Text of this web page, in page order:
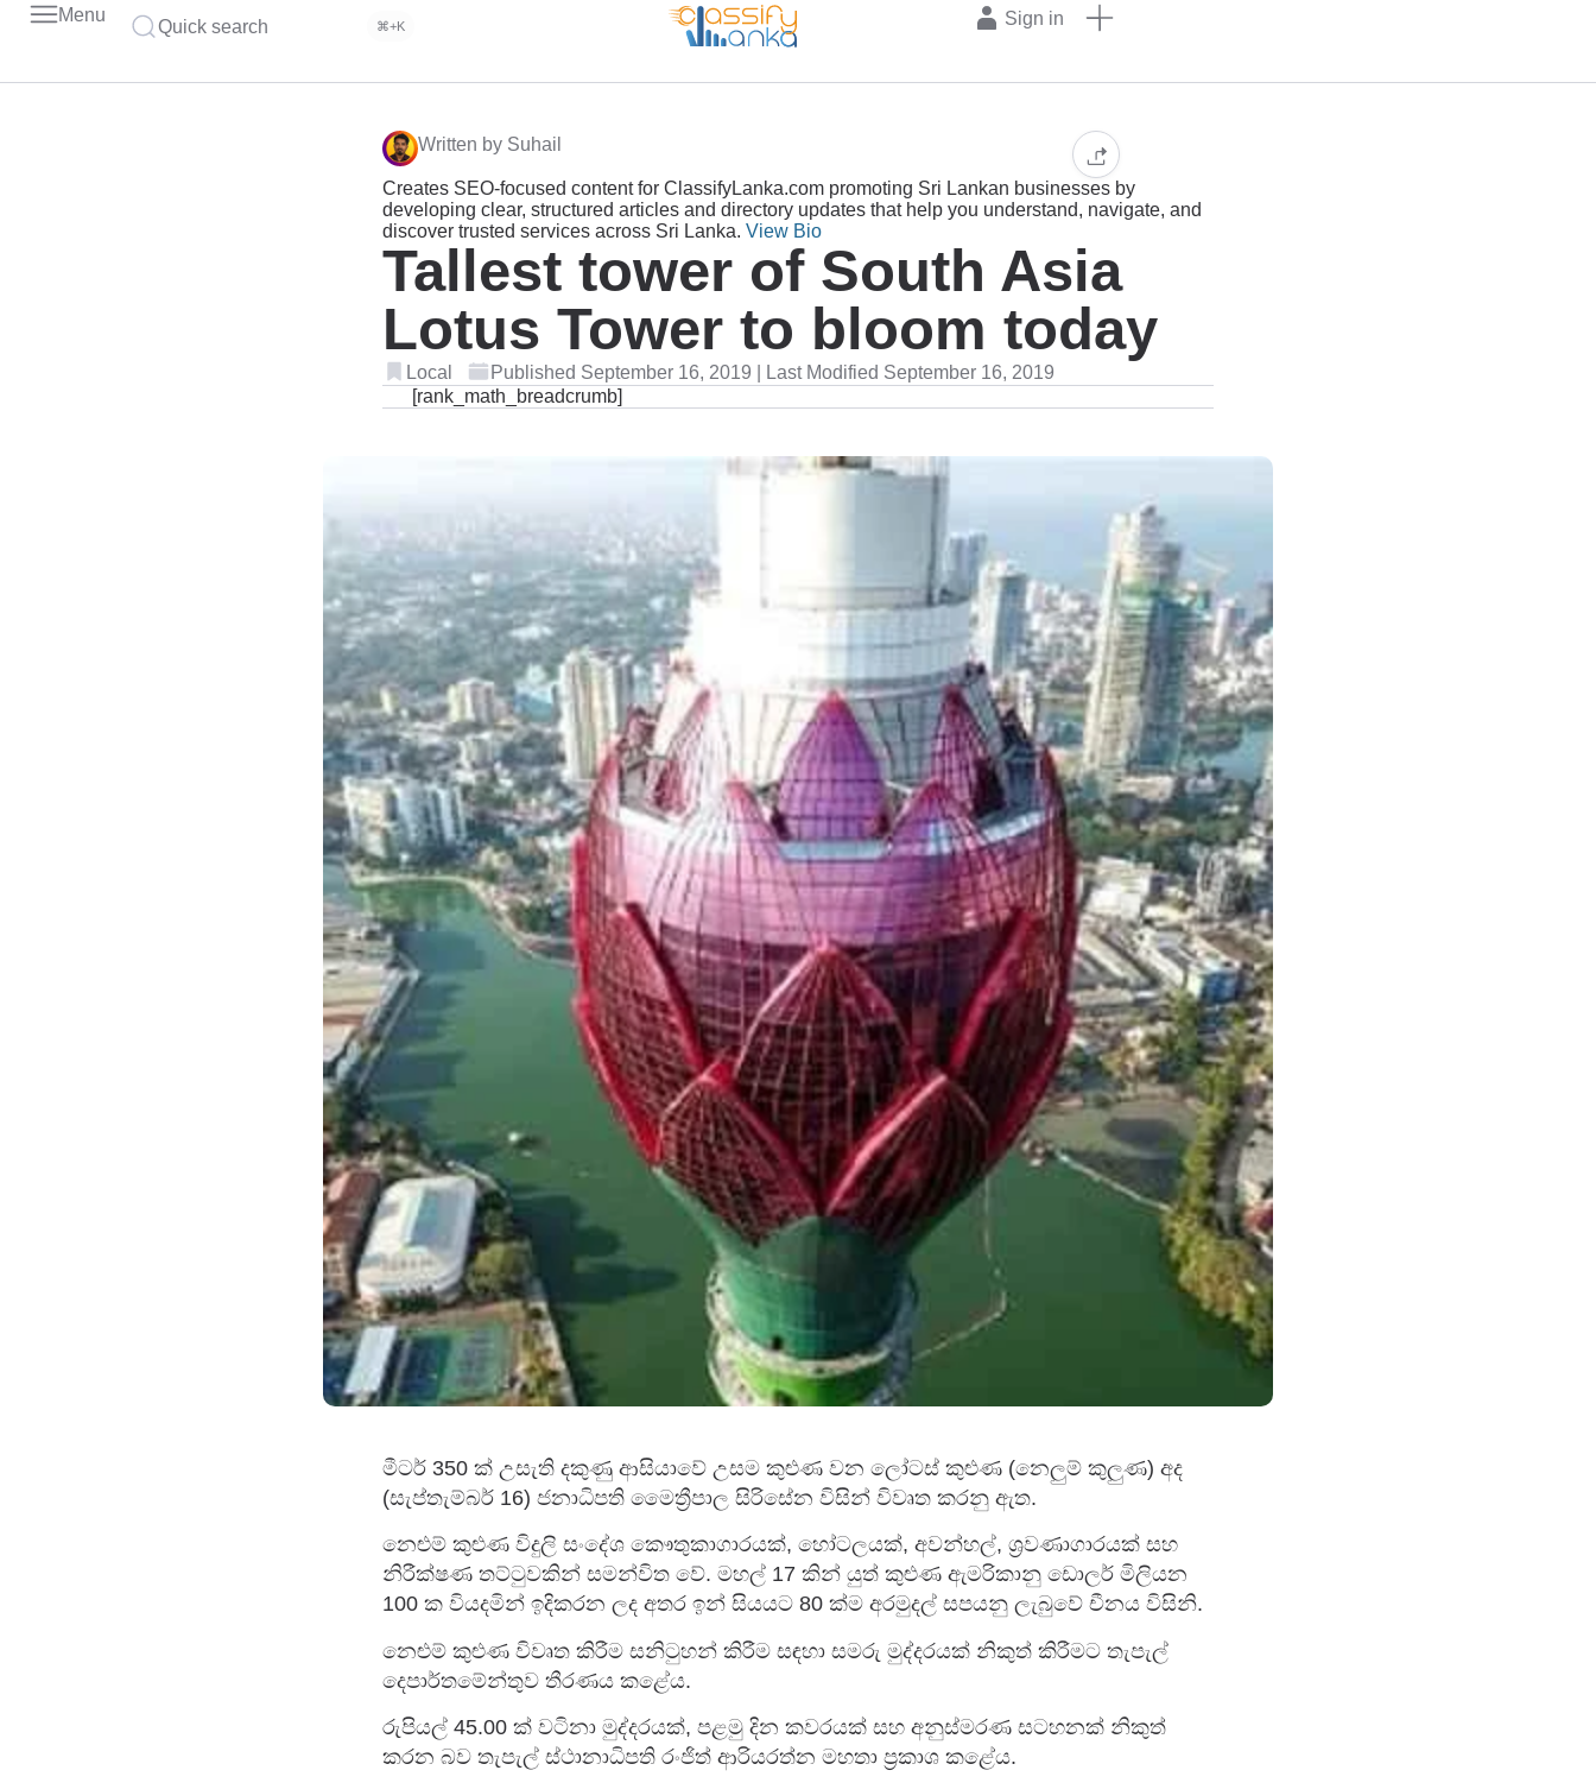
Menu
Quick search ⌘+K Sign in
Written by Suhail
Creates SEO-focused content for ClassifyLanka.com promoting Sri Lankan businesses by
developing clear, structured articles and directory updates that help you understand, navigate, and
discover trusted services across Sri Lanka. View Bio
Tallest tower of South Asia
Lotus Tower to bloom today
Local Published September 16, 2019 | Last Modified September 16, 2019
[rank_math_breadcrumb]
මීටර් 350 ක් උසැති දකුණු ආසියාවේ උසම කුළුණ වන ලෝටස් කුළුණ (නෙලුම් කුලුණ) අද
(සැප්තැම්බර් 16) ජනාධිපති මෛත්‍රීපාල සිරිසේන විසින් විවෘත කරනු ඇත.
නෙළුම් කුළුණ විදුලි සංදේශ කෞතුකාගාරයක්, හෝටලයක්, අවන්හල්, ශ්‍රවණාගාරයක් සහ
නිරීක්ෂණ තට්ටුවකින් සමන්විත වේ. මහල් 17 කින් යුත් කුළුණ ඇමරිකානු ඩොලර් මිලියන
100 ක වියදමින් ඉදිකරන ලද අතර ඉන් සියයට 80 ක්ම අරමුදල් සපයනු ලැබුවේ චීනය විසිනි.
නෙළුම් කුළුණ විවෘත කිරීම සනිටුහන් කිරීම සඳහා සමරු මුද්දරයක් නිකුත් කිරීමට තැපැල්
දෙපාර්තමේන්තුව තීරණය කළේය.
රුපියල් 45.00 ක් වටිනා මුද්දරයක්, පළමු දින කවරයක් සහ අනුස්මරණ සටහනක් නිකුත්
කරන බව තැපැල් ස්ථානාධිපති රංජිත් ආරියරත්න මහතා ප්‍රකාශ කළේය.